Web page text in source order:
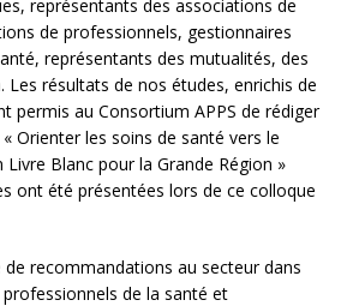
représentants des associations de
de professionnels, gestionnaires
représentants des mutualités, des
résultats de nos études, enrichis de
permis au Consortium APPS de rédiger
Orienter les soins de santé vers le
Blanc pour la Grande Région »
ont été présentées lors de ce colloque
recommandations au secteur dans
de la santé et